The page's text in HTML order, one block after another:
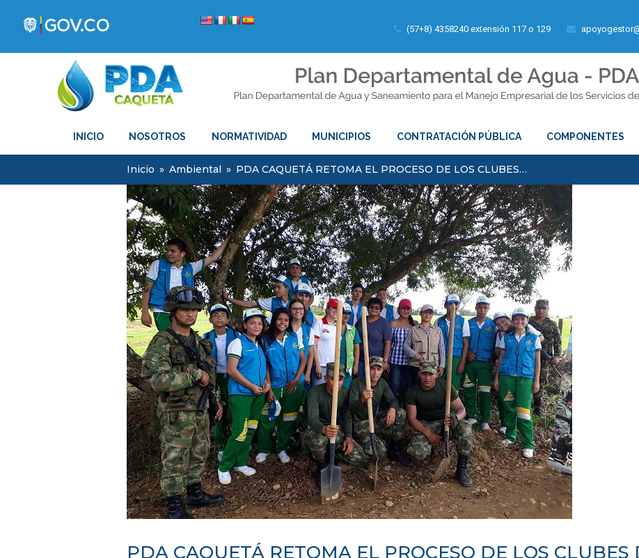
(57+8) 4358240 extensión 117 o 129
INICIO NOSOTROS NORMATIVIDAD MUNICIPIOS CONTRATACIÓN PÚBLICA COMPONENTES
Inicio » Ambiental » PDA CAQUETÁ RETOMA EL PROCESO DE LOS CLUBES…
PDA CAQUETÁ RETOMA EL PROCESO DE LOS CLUBES